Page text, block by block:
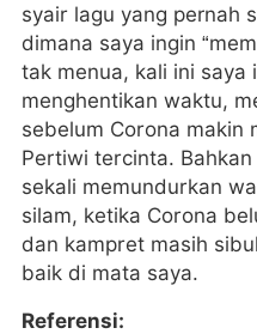
syair lagu yang pernah
dimana saya ingin
tak menua, kali ini saya
menghentikan waktu,
sebelum Corona makin
Pertiwi tercinta.
sekali memundurkan
silam, ketika Corona
dan kampret masih
baik di mata saya.
Referensi: